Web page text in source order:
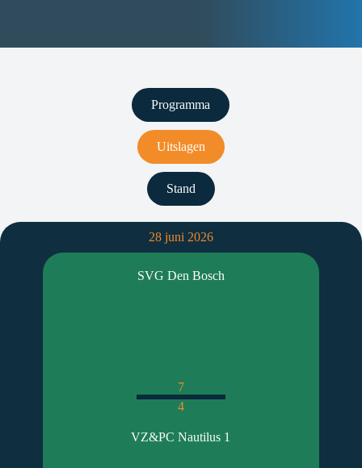
Programma
Uitslagen
Stand
28 juni 2026
SVG Den Bosch
7
4
VZ&PC Nautilus 1